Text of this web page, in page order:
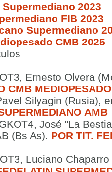
2023
FIB 2023
Supermediano
CMB 2025
Ernesto Olvera
CMB MEDIOPESADO
Silyagin (Rusia),
AMB
GKOT4, José "La
(Bs As). POR TIT.
Luciano